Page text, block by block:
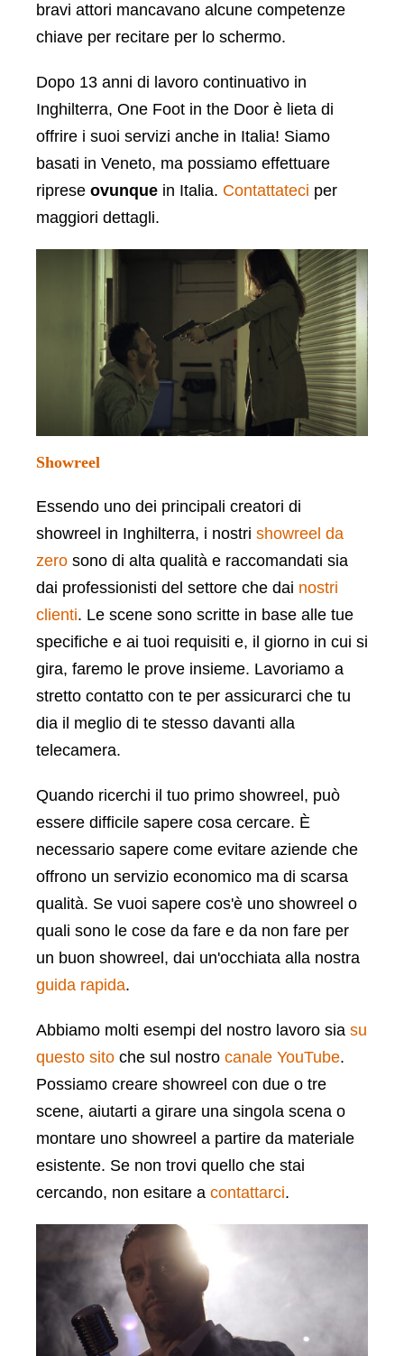
bravi attori mancavano alcune competenze
chiave per recitare per lo schermo.
Dopo 13 anni di lavoro continuativo in
Inghilterra, One Foot in the Door è lieta di
offrire i suoi servizi anche in Italia! Siamo
basati in Veneto, ma possiamo effettuare
riprese ovunque in Italia. Contattateci per
maggiori dettagli.
Showreel
Essendo uno dei principali creatori di
showreel in Inghilterra, i nostri showreel da
zero sono di alta qualità e raccomandati sia
dai professionisti del settore che dai nostri
clienti. Le scene sono scritte in base alle tue
specifiche e ai tuoi requisiti e, il giorno in cui si
gira, faremo le prove insieme. Lavoriamo a
stretto contatto con te per assicurarci che tu
dia il meglio di te stesso davanti alla
telecamera.
Quando ricerchi il tuo primo showreel, può
essere difficile sapere cosa cercare. È
necessario sapere come evitare aziende che
offrono un servizio economico ma di scarsa
qualità. Se vuoi sapere cos'è uno showreel o
quali sono le cose da fare e da non fare per
un buon showreel, dai un'occhiata alla nostra
guida rapida.
Abbiamo molti esempi del nostro lavoro sia su
questo sito che sul nostro canale YouTube.
Possiamo creare showreel con due o tre
scene, aiutarti a girare una singola scena o
montare uno showreel a partire da materiale
esistente. Se non trovi quello che stai
cercando, non esitare a contattarci.